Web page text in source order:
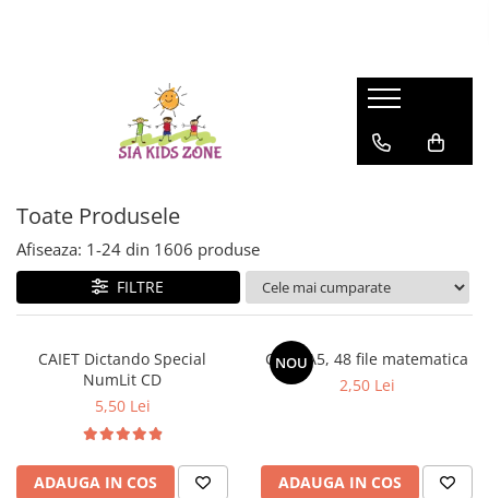
HUNTRIX K-POP
Accesorii Beauty
Prosop de baie
Patururi Baieti
Accesorii pentru petrecere
Umbrele
Toate Produsele
Afiseaza: 1-24 din 1606 produse
FILTRE
CAIET Dictando Special
NumLit CD
5,50 Lei
ADAUGA IN COS
NOU
Caiet A5, 48 file matematica
2,50 Lei
ADAUGA IN COS